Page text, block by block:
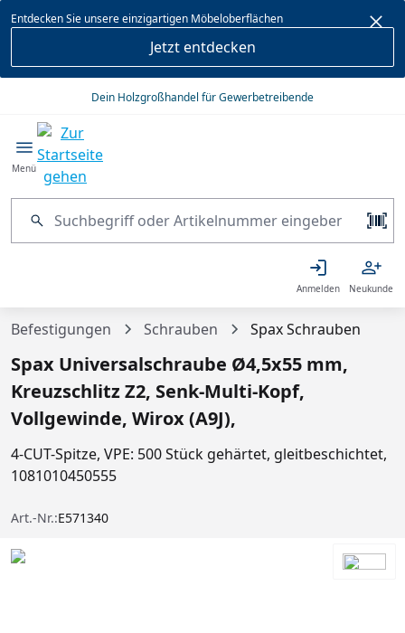
springen
Entdecken Sie unsere einzigartigen Möbeloberflächen
Jetzt entdecken
Dein Holzgroßhandel für Gewerbetreibende
Menü
Anmelden Neukunde
Befestigungen Schrauben Spax Schrauben
Spax Universalschraube Ø4,5x55 mm,
Kreuzschlitz Z2, Senk-Multi-Kopf,
Vollgewinde, Wirox (A9J),
4-CUT-Spitze, VPE: 500 Stück gehärtet, gleitbeschichtet,
1081010450555
Art.-Nr.:E571340